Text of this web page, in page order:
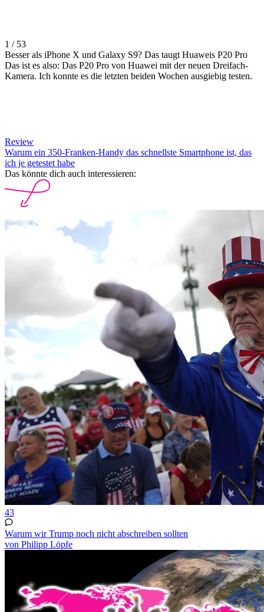
1 / 53
Besser als iPhone X und Galaxy S9? Das taugt Huaweis P20 Pro
Das ist es also: Das P20 Pro von Huawei mit der neuen Dreifach-
Kamera. Ich konnte es die letzten beiden Wochen ausgiebig testen.
Review
Warum ein 350-Franken-Handy das schnellste Smartphone ist, das
ich je getestet habe
Das könnte dich auch interessieren:
43
Warum wir Trump noch nicht abschreiben sollten
von Philipp Löpfe